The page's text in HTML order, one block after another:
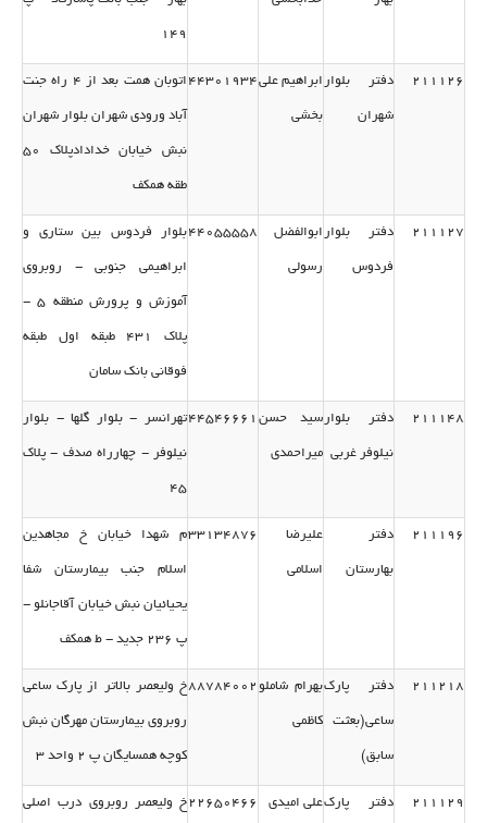
149
211126 دفتر بلوار
شهران
ابراهیم علی
بخشی
44301934 اتوبان همت بعد از 4 راه جنت
آباد ورودی شهران بلوار شهران
نبش خیابان خدادادپلاك 50
طقه همكف
211127 دفتر بلوار
فردوس
ابوالفضل
رسولی
44055558بلوار فردوس بین ستاری و
ابراهیمی جنوبی - روبروی
آموزش و پرورش منطقه 5 -
پلاك 431 طبقه اول طبقه
فوقانی بانك سامان
211148 دفتر بلوار
نیلوفر غربی
سید حسن
میراحمدی
44546661تهرانسر - بلوار گلها - بلوار
نیلوفر - چهارراه صدف - پلاك
45
211196 دفتر
بهارستان
علیرضا
اسلامی
33134876م شهدا خیابان خ مجاهدین
اسلام جنب بیمارستان شفا
یحیائیان نبش خیابان آقاجانلو -
پ 236 جدید - ط همكف
211218 دفتر پارك
ساعی(بعثت
سابق)
بهرام شاملو
كاظمی
88784002خ ولیعصر بالاتر از پارك ساعی
روبروی بیمارستان مهرگان نبش
كوچه همسایگان پ 2 واحد 3
211129 دفتر پاركعلی امیدی 22650466خ ولیعصر روبروی درب اصلی